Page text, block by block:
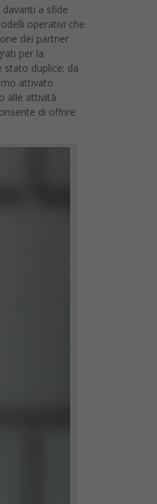
a sfide
operativi che
dei partner
per la
stato duplice: da
attivato
alle attività
di offrire